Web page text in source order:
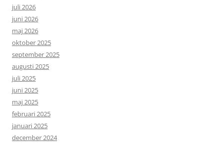
juli 2026
juni 2026
maj 2026
oktober 2025
september 2025
augusti 2025
juli 2025
juni 2025
maj 2025
februari 2025
januari 2025
december 2024